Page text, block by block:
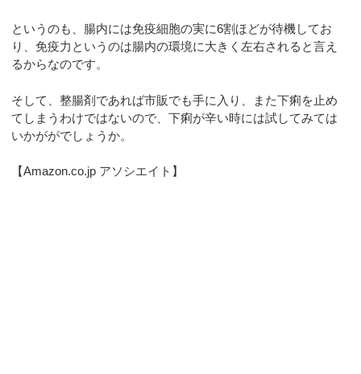
というのも、腸内には免疫細胞の実に6割ほどが待機してお
り、免疫力というのは腸内の環境に大きく左右されると言え
るからなのです。
そして、整腸剤であれば市販でも手に入り、また下痢を止め
てしまうわけではないので、下痢が辛い時には試してみては
いかががでしょうか。
【Amazon.co.jp アソシエイト】